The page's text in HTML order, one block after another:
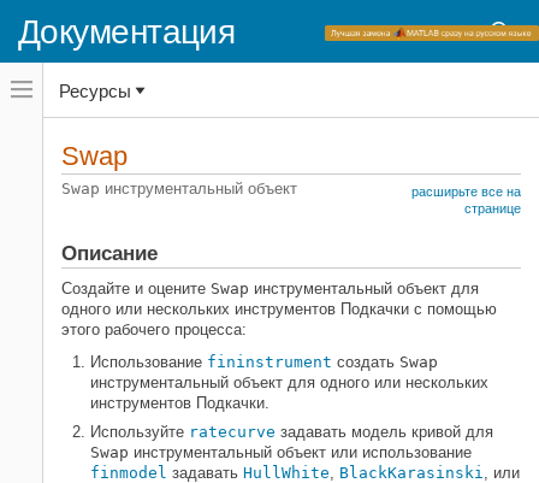
Документация
Переключатель
навигационного
меню
переключатель
навигационного
Financial Instruments Toolbox
Подкачка
НА ЭТОЙ СТРАНИЦЕ
Описание
Создание
Функции объекта
Примеры
Ресурсы
Swap
Swap инструментальный объект
расширьте все на
странице
Описание
Создайте и оцените Swap инструментальный объект для
одного или нескольких инструментов Подкачки с помощью
этого рабочего процесса:
Использование fininstrument создать Swap
инструментальный объект для одного или нескольких
инструментов Подкачки.
Используйте ratecurve задавать модель кривой для
Swap инструментальный объект или использование
finmodel задавать HullWhite, BlackKarasinski, или